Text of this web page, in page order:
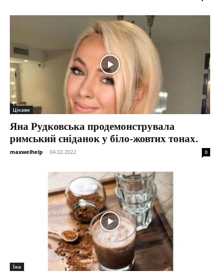
Цікаве
Яна Рудковська продемонструвала
римський сніданок у біло-жовтих тонах.
maxwelhelp - 04.02.2022 0
Їжа